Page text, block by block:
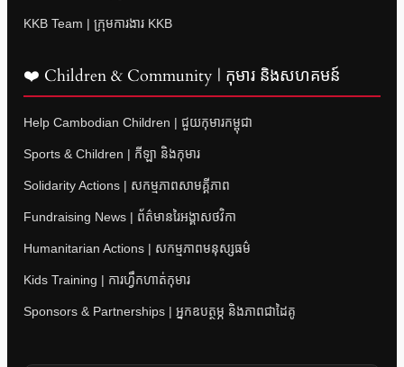
KKB Team | ក្រុមការងារ KKB
❤️ Children & Community | កុមារ និងសហគមន៍
Help Cambodian Children | ជួយកុមារកម្ពុជា
Sports & Children | កីឡា និងកុមារ
Solidarity Actions | សកម្មភាពសាមគ្គីភាព
Fundraising News | ព័ត៌មានរៃអង្គាសថវិកា
Humanitarian Actions | សកម្មភាពមនុស្សធម៌
Kids Training | ការហ្វឹកហាត់កុមារ
Sponsors & Partnerships | អ្នកឧបត្ថម្ភ និងភាពជាដៃគូ